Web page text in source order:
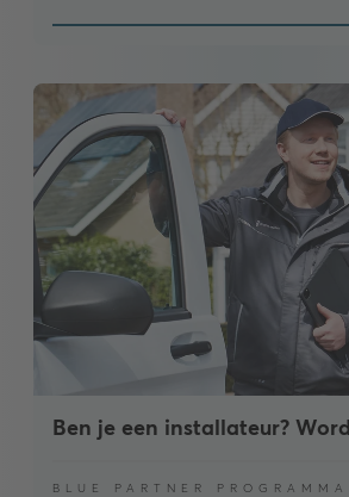
Ben je een installateur?
BLUE PARTNER PROGRAMMA